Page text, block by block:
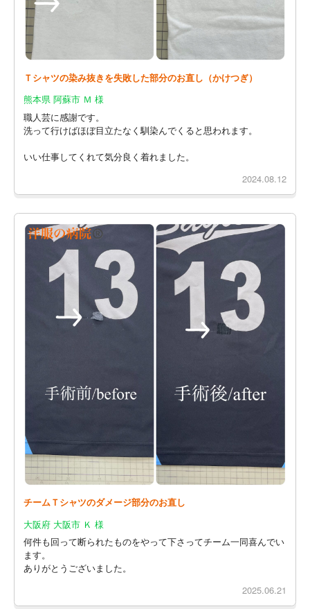
Ｔシャツの染み抜きを失敗した部分のお直し（かけつぎ）
熊本県 阿蘇市 Ｍ 様
職人芸に感謝です。
洗って行けばほぼ目立たなく馴染んでくると思われます。
いい仕事してくれて気分良く着れました。
2024.08.12
チームＴシャツのダメージ部分のお直し
大阪府 大阪市 Ｋ 様
何件も回って断られたものをやって下さってチーム一同喜んでい
ます。
ありがとうございました。
2025.06.21